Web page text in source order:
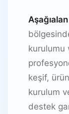
kurulumu
keşif,
kurulum
destek